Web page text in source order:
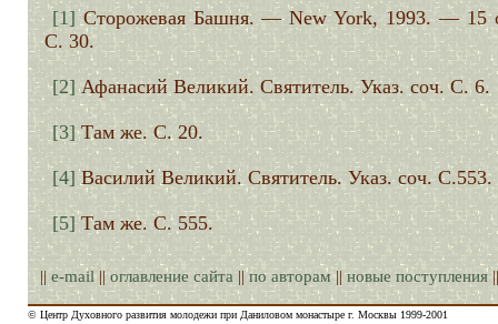
[1] Сторожевая Башня. — New York, 1993. — 15
С. 30.
[2] Афанасий Великий. Святитель. Указ. соч. С. 6.
[3]Там же. С. 20.
[4] Василий Великий. Святитель. Указ. соч. С.553.
[5]Там же. С. 555.
|| e-mail||оглавление сайта ||по авторам ||новые поступления
© Центр Духовного развития молодежи при Даниловом монастыре г. Москвы 1999-2001